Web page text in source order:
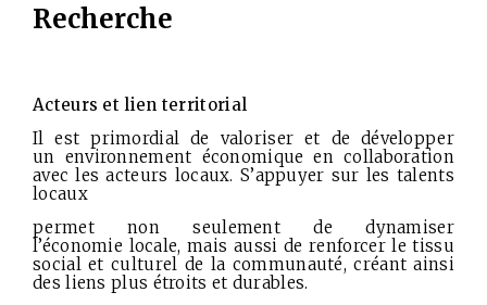
Recherche
Acteurs et lien territorial
Il est primordial de valoriser et de développer
un environnement économique en collaboration
avec les acteurs locaux. S’appuyer sur les talents
locaux
permet non seulement de dynamiser
l’économie locale, mais aussi de renforcer le tissu
social et culturel de la communauté, créant ainsi
des liens plus étroits et durables.